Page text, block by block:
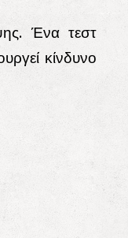
Ένα τεστ
κίνδυνο